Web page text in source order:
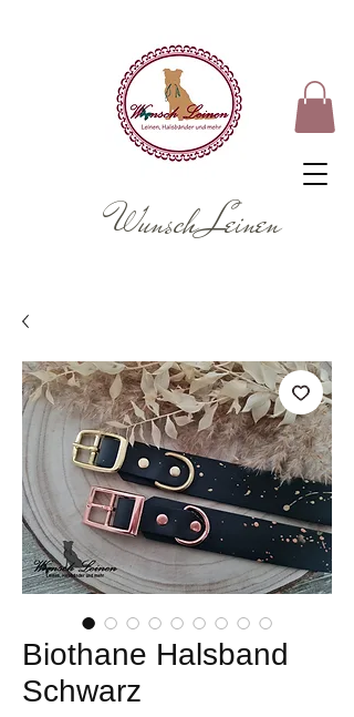
Wunsch Leinen
Biothane Halsband
Schwarz